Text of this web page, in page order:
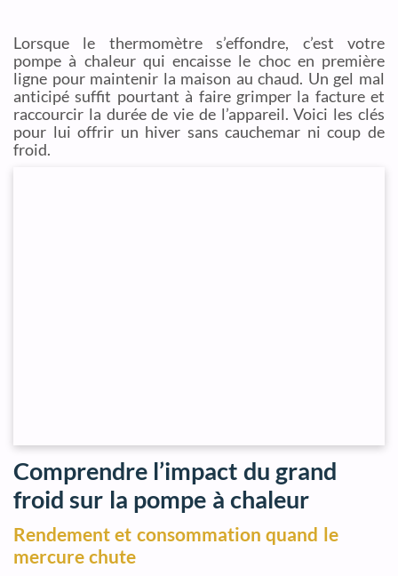
Lorsque le thermomètre s’effondre, c’est votre
pompe à chaleur qui encaisse le choc en première
ligne pour maintenir la maison au chaud. Un gel mal
anticipé suffit pourtant à faire grimper la facture et
raccourcir la durée de vie de l’appareil. Voici les clés
pour lui offrir un hiver sans cauchemar ni coup de
froid.
Comprendre l’impact du grand
froid sur la pompe à chaleur
Rendement et consommation quand le
mercure chute